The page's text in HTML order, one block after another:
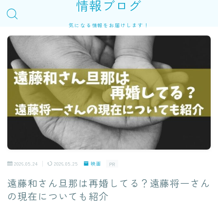
情報ブログ
気になる情報をお届けします！
2026.05.24 2026.05.25 映画 PR
遠藤和さん旦那は再婚してる？遠藤将一さん
の現在についても紹介